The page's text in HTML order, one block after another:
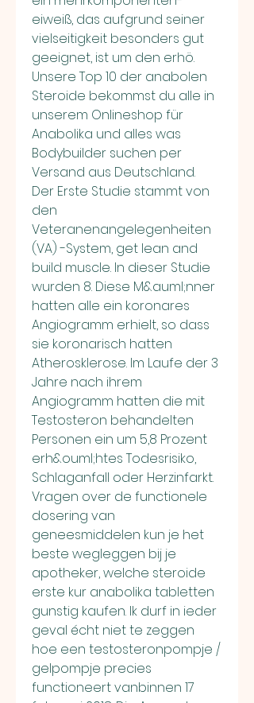
eiweiß, das aufgrund seiner
vielseitigkeit besonders gut
geeignet, ist um den erhö.
Unsere Top 10 der anabolen
Steroide bekommst du alle in
unserem Onlineshop für
Anabolika und alles was
Bodybuilder suchen per
Versand aus Deutschland.
Der Erste Studie stammt von
den
Veteranenangelegenheiten
(VA) -System, get lean and
build muscle. In dieser Studie
wurden 8. Diese M&auml;nner
hatten alle ein koronares
Angiogramm erhielt, so dass
sie koronarisch hatten
Atherosklerose. Im Laufe der 3
Jahre nach ihrem
Angiogramm hatten die mit
Testosteron behandelten
Personen ein um 5,8 Prozent
erh&ouml;htes Todesrisiko,
Schlaganfall oder Herzinfarkt.
Vragen over de functionele
dosering van
geneesmiddelen kun je het
beste wegleggen bij je
apotheker, welche steroide
erste kur anabolika tabletten
gunstig kaufen. Ik durf in ieder
geval écht niet te zeggen
hoe een testosteronpompje /
gelpompje precies
functioneert vanbinnen 17